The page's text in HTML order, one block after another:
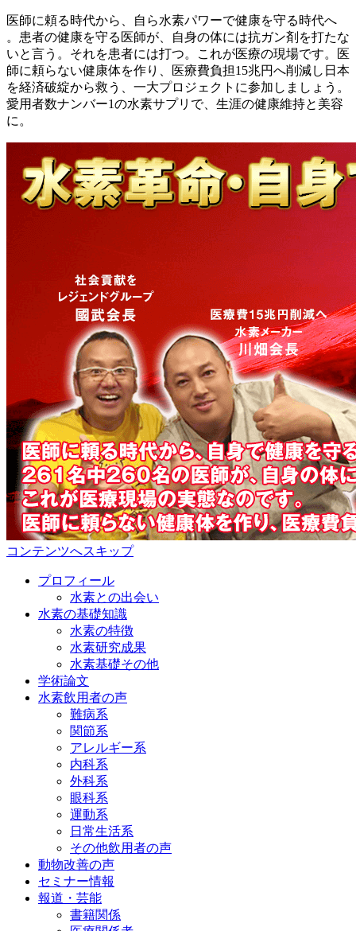
医師に頼る時代から、自ら水素パワーで健康を守る時代へ
。患者の健康を守る医師が、自身の体には抗ガン剤を打たな
いと言う。それを患者には打つ。これが医療の現場です。医
師に頼らない健康体を作り、医療費負担15兆円へ削減し日本
を経済破綻から救う、一大プロジェクトに参加しましょう。
愛用者数ナンバー1の水素サプリで、生涯の健康維持と美容
に。
コンテンツへスキップ
プロフィール
水素との出会い
水素の基礎知識
水素の特徴
水素研究成果
水素基礎その他
学術論文
水素飲用者の声
難病系
関節系
アレルギー系
内科系
外科系
眼科系
運動系
日常生活系
その他飲用者の声
動物改善の声
セミナー情報
報道・芸能
書籍関係